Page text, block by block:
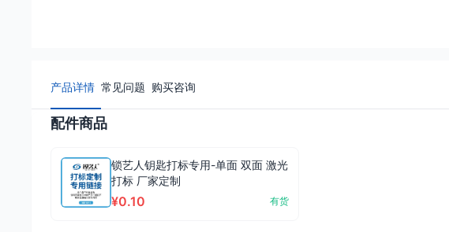
产品详情 常见问题 购买咨询
配件商品
锁艺人钥匙打标专用-单面 双面 激光
打标 厂家定制
¥0.10 有货